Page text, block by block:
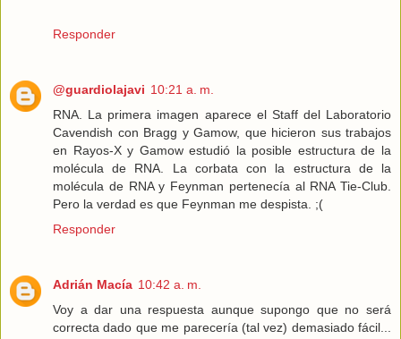
Responder
@guardiolajavi 10:21 a. m.
RNA. La primera imagen aparece el Staff del Laboratorio
Cavendish con Bragg y Gamow, que hicieron sus trabajos
en Rayos-X y Gamow estudió la posible estructura de la
molécula de RNA. La corbata con la estructura de la
molécula de RNA y Feynman pertenecía al RNA Tie-Club.
Pero la verdad es que Feynman me despista. ;(
Responder
Adrián Macía 10:42 a. m.
Voy a dar una respuesta aunque supongo que no será
correcta dado que me parecería (tal vez) demasiado fácil...